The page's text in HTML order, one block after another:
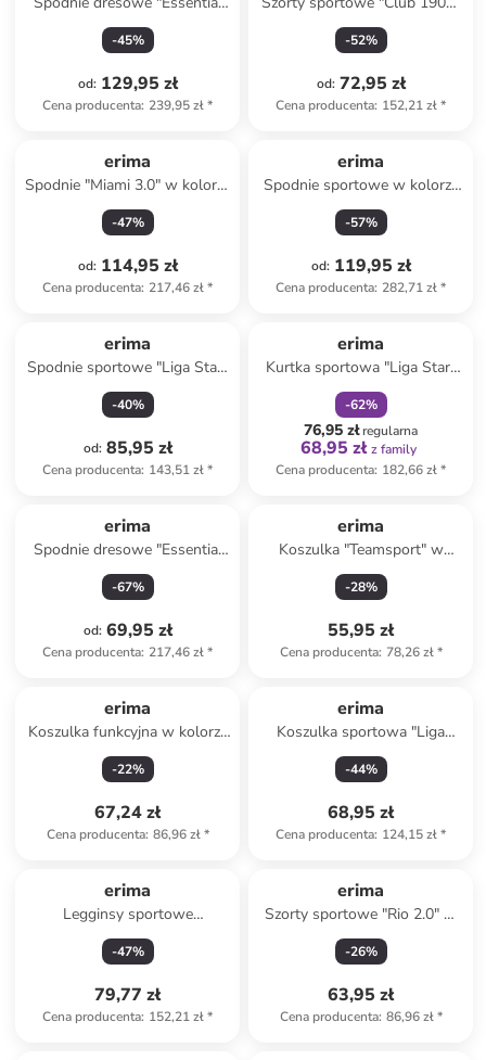
Team" w kolorze granatowym
-45%
od: 129,95 zł
Cena producenta: 239,95 zł*
w kolorze granatowym
-52%
od: 72,95 zł
Cena producenta: 152,21 zł*
erima
Spodnie "Miami 3.0" w kolorze
czarnym
-47%
od: 114,95 zł
Cena producenta: 217,46 zł*
erima
Spodnie sportowe w kolorze
czarnym
-57%
od: 119,95 zł
Cena producenta: 282,71 zł*
erima
Spodnie sportowe "Liga Star"
w kolorze czarnym
-40%
od: 85,95 zł
Cena producenta: 143,51 zł*
erima
Kurtka sportowa "Liga Star"
w kolorze granatowym
-62%
76,95 złregularna
68,95 zł z family
Cena producenta: 182,66 zł*
erima
Spodnie dresowe "Essential
Team" w kolorze szarym
-67%
od: 69,95 zł
Cena producenta: 217,46 zł*
erima
Koszulka "Teamsport" w
kolorze turkusowym
-28%
55,95 zł
Cena producenta: 78,26 zł*
erima
Koszulka funkcyjna w kolorze
zielonym
-22%
67,24 zł
Cena producenta: 86,96 zł*
erima
Koszulka sportowa "Liga
Trikot" w kolorze szarym
-44%
68,95 zł
Cena producenta: 124,15 zł*
erima
Legginsy sportowe
"Elemental" w kolorze
czarnym
-47%
79,77 zł
Cena producenta: 152,21 zł*
erima
Szorty sportowe "Rio 2.0" w
kolorze granatowym
-26%
63,95 zł
Cena producenta: 86,96 zł*